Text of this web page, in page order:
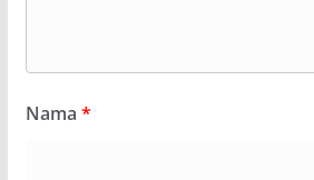
Nama *